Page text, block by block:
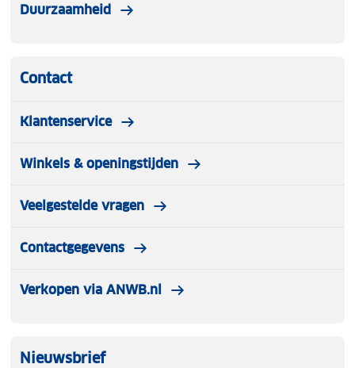
Duurzaamheid
Contact
Klantenservice
Winkels & openingstijden
Veelgestelde vragen
Contactgegevens
Verkopen via ANWB.nl
Nieuwsbrief